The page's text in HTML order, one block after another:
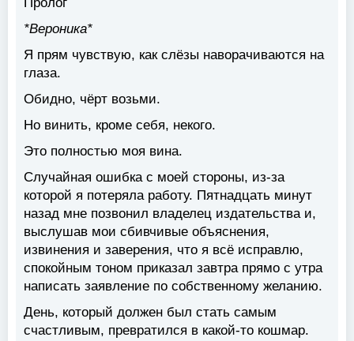
*Вероника*
Я прям чувствую, как слёзы наворачиваются на
глаза.
Обидно, чёрт возьми.
Но винить, кроме себя, некого.
Это полностью моя вина.
Случайная ошибка с моей стороны, из-за
которой я потеряла работу. Пятнадцать минут
назад мне позвонил владелец издательства и,
выслушав мои сбивчивые объяснения,
извинения и заверения, что я всё исправлю,
спокойным тоном приказал завтра прямо с утра
написать заявление по собственному желанию.
День, который должен был стать самым
счастливым, превратился в какой-то кошмар.